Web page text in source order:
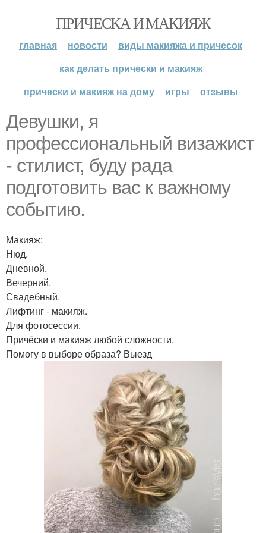
ПРИЧЕСКА И МАКИЯЖ
главная новости
виды макияжа и причесок
как делать прически и макияж
прически и макияж на дому
игры отзывы
Девушки, я
профессиональный визажист
- стилист, буду рада
подготовить вас к важному
событию.
Макияж:
Нюд.
Дневной.
Вечерний.
Свадебный.
Лифтинг - макияж.
Для фотосессии.
Причёски и макияж любой сложности.
Помогу в выборе образа? Выезд